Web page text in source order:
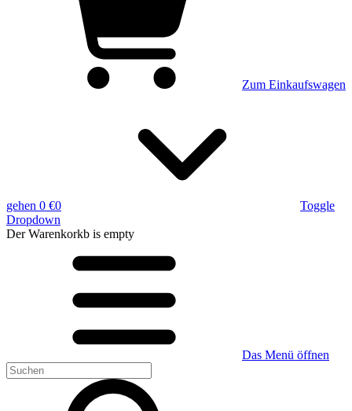
Zum Einkaufswagen
gehen 0 €0
Toggle
Dropdown
Der Warenkorkb is empty
Das Menü öffnen